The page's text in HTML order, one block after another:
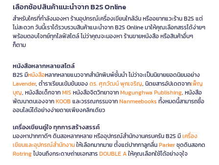
เลือกช้อปสินค้าแนะนำจาก B2S Online
สำหรับใครที่กำลังมองหา ร้านอุปกรณ์เครื่องเขียนใกล้ฉัน หรืออยากแวะร้าน B2S แต่
ไม่สะดวก วันนี้เราได้รวบรวมสินค้าแนะนำจาก B2S Online มาให้คุณเลือกสรรได้ง่ายๆ
พร้อมตอบโจทย์ทุกไลฟ์สไตล์ ไม่ว่าคุณจะมองหา ร้านขายหนังสือ หรือสินค้าอื่นๆ
ก็ตาม
หนังสือหลากหลายสไตล์
B2S มีหนังสือหลากหลายแนวจากสำนักพิมพ์ชั้นนำ ไม่ว่าจะเป็นนิยายยอดนิยมอย่าง
Lavender, ตำราเรียนเข้มข้นของดร. ศุภวัฒน์ พุกเจริญ, นิตยสารอัปเดตจากเพ็ญ
บุญ, หนังสือเด็กจากMIS หนังสือจิตวิทยาจากMugunghwa Publishing, หนังสือ
พัฒนาตนเองจากKOOB และวรรณกรรมจากNanmeebooks ทั้งหมดนี้สามารถซื้อ
ออนไลน์ได้อย่างง่ายดายเพียงคลิกเดียว
เครื่องเขียนคู่ใจ ทุกการสร้างสรรค์
มองหาปากกาดีๆ ดินสอหลากหลาย หรืออุปกรณ์สำนักงานครบครัน B2S มีเครื่อง
เขียนและอุปกรณ์สำนักงานให้เลือกมากมาย ตั้งแต่ปากกาลูกลื่นParkerชุดดินสอกด
Rotringไปจนถึงกระดาษถ่ายเอกสารDOUBLE Aให้คุณเลือกใช้ได้อย่างจุใจ